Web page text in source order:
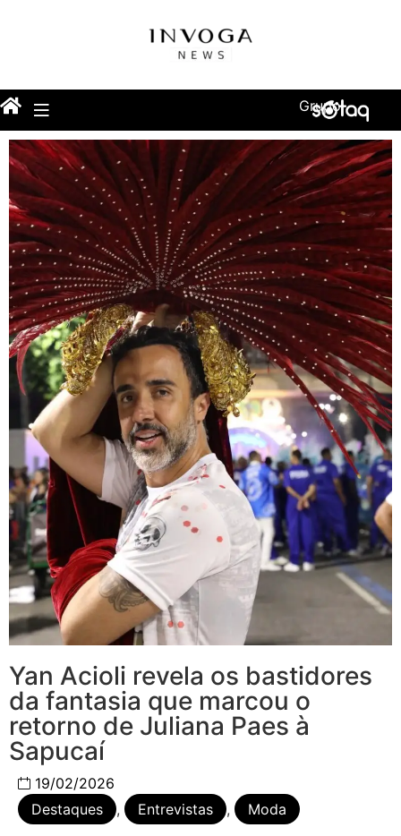
Grupo
Yan Acioli revela os bastidores
da fantasia que marcou o
retorno de Juliana Paes à
Sapucaí
19/02/2026
Destaques
, Entrevistas ,
Moda